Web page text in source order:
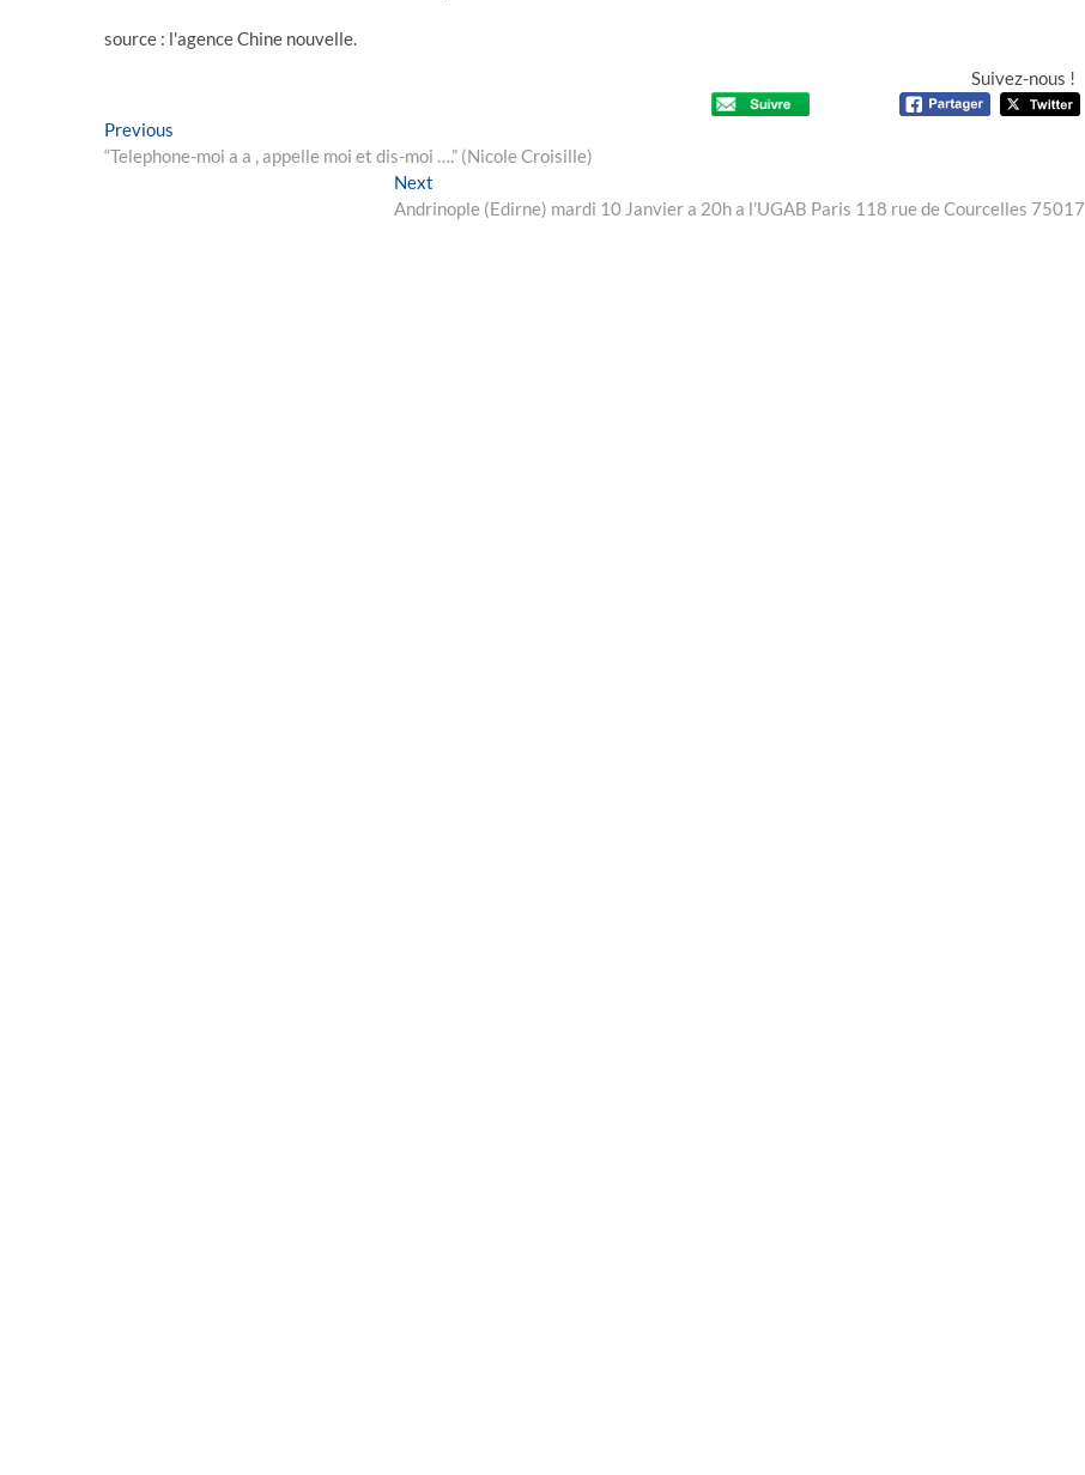
source : l'agence Chine nouvelle.
Suivez-nous !
Post
navigation
Previous
post:
“Telephone-moi a a , appelle moi et dis-moi ….” (Nicole Croisille)
Next
post:
Andrinople (Edirne) mardi 10 Janvier a 20h a l’UGAB Paris 118 rue de Courcelles 75017